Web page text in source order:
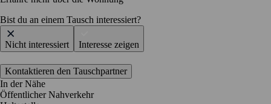
Bist du an einem Tausch interessiert?
Nicht interessiert Interesse zeigen
Kontaktieren den Tauschpartner
In der Nähe
Öffentlicher Nahverkehr